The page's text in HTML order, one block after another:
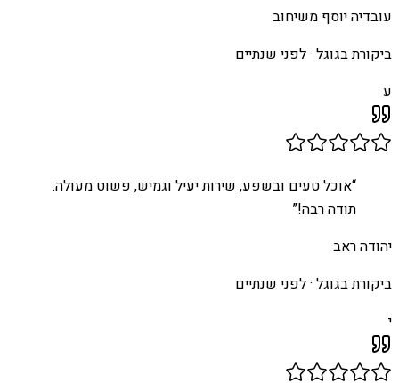
עובדיה יוסף משיחוב
ביקורת בגוגל ·לפני שנתיים
ע
“אוכל טעים ובשפע, שירות יעיל וגמיש, פשוט מעולה.
תודה רבה!”
יהודה ראב
ביקורת בגוגל ·לפני שנתיים
י